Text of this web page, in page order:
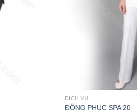
DỊCH VỤ
ĐỒNG PHỤC SPA 20